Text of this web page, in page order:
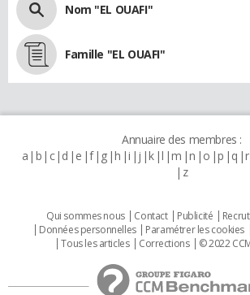
Nom "EL OUAFI"
Famille "EL OUAFI"
Annuaire des membres :
a b c d e f g h i j k l m n o p q r
z
Qui sommes nous Contact Publicité
Données personnelles
Paramétrer les cookies
Tous les articles
Corrections © 2022